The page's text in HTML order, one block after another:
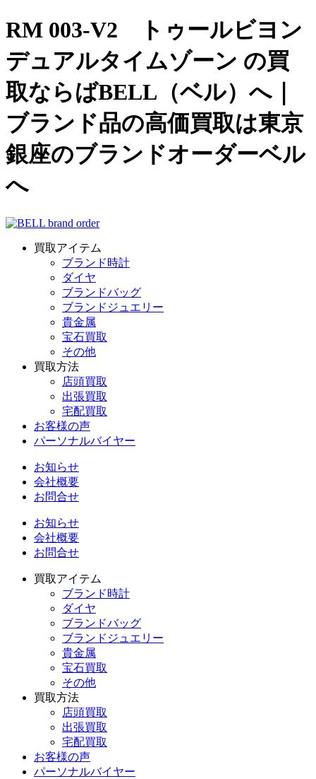
RM 003-V2 トゥールビヨン
デュアルタイムゾーン の買
取ならばBELL（ベル）へ｜
ブランド品の高価買取は東京
銀座のブランドオーダーベル
へ
買取アイテム
ブランド時計
ダイヤ
ブランドバッグ
ブランドジュエリー
貴金属
宝石買取
その他
買取方法
店頭買取
出張買取
宅配買取
お客様の声
パーソナルバイヤー
お知らせ
会社概要
お問合せ
お知らせ
会社概要
お問合せ
買取アイテム
ブランド時計
ダイヤ
ブランドバッグ
ブランドジュエリー
貴金属
宝石買取
その他
買取方法
店頭買取
出張買取
宅配買取
お客様の声
パーソナルバイヤー